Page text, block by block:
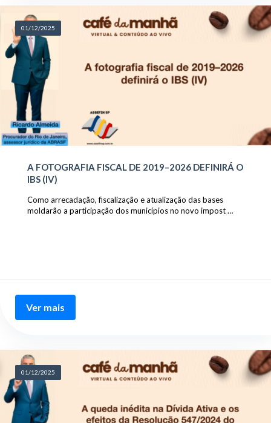
01/12/2025
A FOTOGRAFIA FISCAL DE 2019–2026 DEFINIRÁ O
IBS (IV)
Como arrecadação, fiscalização e atualização das bases
moldarão a participação dos municípios no novo impost …
Ver mais
01/12/2025